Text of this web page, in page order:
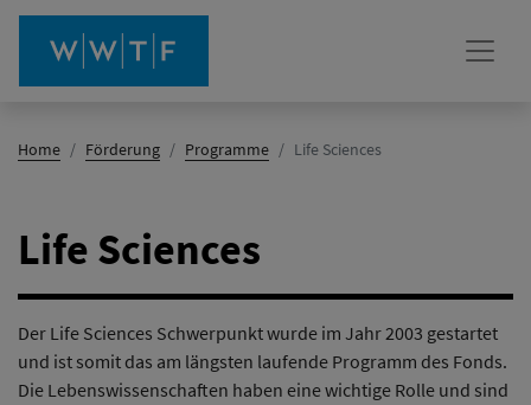
Home Förderung Programme Life Sciences
Life Sciences
Der Life Sciences Schwerpunkt wurde im Jahr 2003 gestartet
und ist somit das am längsten laufende Programm des Fonds.
Die Lebenswissenschaften haben eine wichtige Rolle und sind